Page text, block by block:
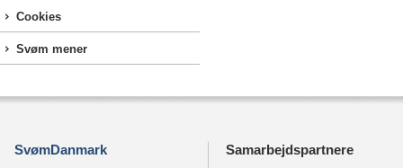
Cookies
Svøm mener
SvømDanmark Samarbejdspartnere